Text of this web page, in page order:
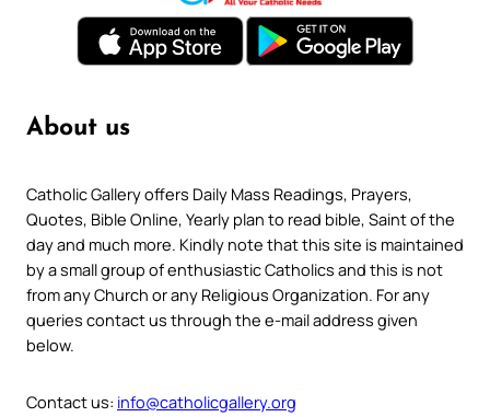
About us
Catholic Gallery offers Daily Mass Readings, Prayers,
Quotes, Bible Online, Yearly plan to read bible, Saint of the
day and much more. Kindly note that this site is maintained
by a small group of enthusiastic Catholics and this is not
from any Church or any Religious Organization. For any
queries contact us through the e-mail address given
below.
Contact us: info@catholicgallery.org